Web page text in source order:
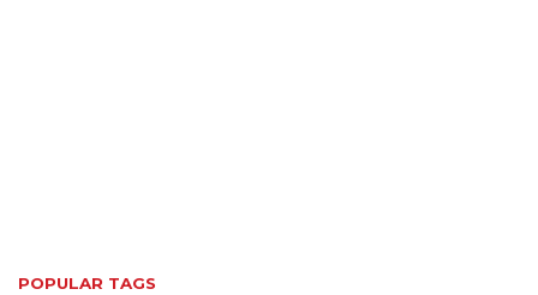
POPULAR TAGS